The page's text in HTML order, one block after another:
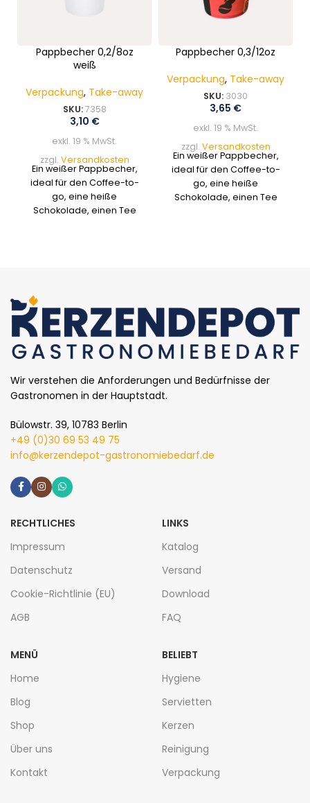
Pappbecher 0,2/8oz
weiß
Verpackung, Take-away
SKU:7358
3,10 €
exkl. 19 % MwSt.
zzgl. Versandkosten
Ein weißer Pappbecher,
ideal für den Coffee-to-
go, eine heiße
Schokolade, einen Tee
Pappbecher 0,3/12oz
Verpackung, Take-away
SKU: 3030
3,65 €
exkl. 19 % MwSt.
zzgl. Versandkosten
Ein weißer Pappbecher,
ideal für den Coffee-to-
go, eine heiße
Schokolade, einen Tee
Wir verstehen die Anforderungen und Bedürfnisse der
Gastronomen in der Hauptstadt.
Bülowstr. 39, 10783 Berlin
+49 (0)30 69 53 49 75
info@kerzendepot-gastronomiebedarf.de
RECHTLICHES
Impressum
Datenschutz
Cookie-Richtlinie (EU)
AGB
LINKS
Katalog
Versand
Download
FAQ
MENÜ
Home
Blog
Shop
Über uns
Kontakt
BELIEBT
Hygiene
Servietten
Kerzen
Reinigung
Verpackung